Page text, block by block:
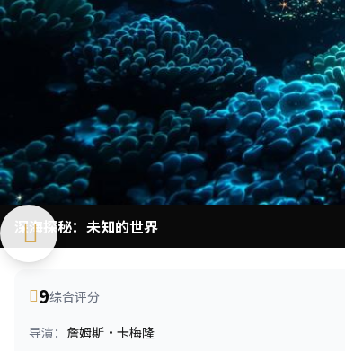
深海探秘：未知的世界
9综合评分
导演： 詹姆斯·卡梅隆